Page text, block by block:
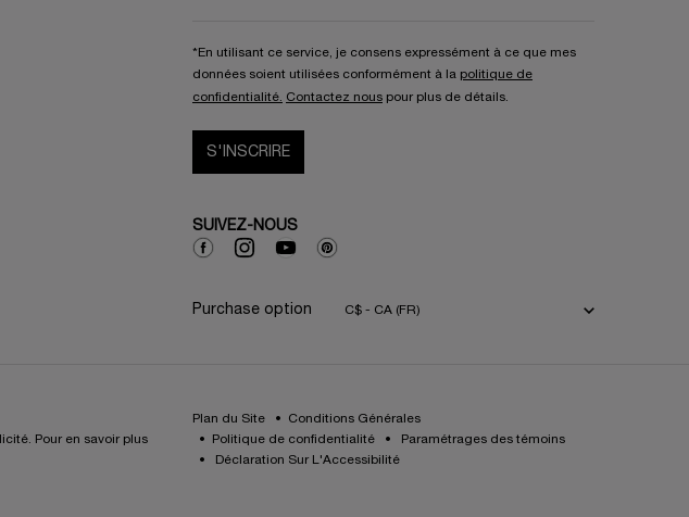
*En utilisant ce service, je consens expressément à ce que mes
données soient utilisées conformément à la politique de
confidentialité.
Contactez nous pour plus de détails.
S'INSCRIRE
SUIVEZ-NOUS
Purchase option C$ - CA (FR)
Pour en savoir plus
Plan du Site
Conditions Générales
Politique de confidentialité
Paramétrages des témoins
Déclaration Sur L'Accessibilité